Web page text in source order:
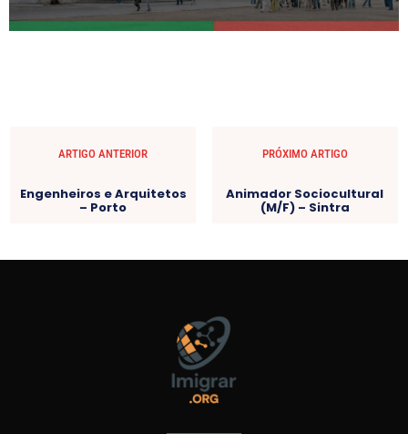
ARTIGO ANTERIOR
Engenheiros e Arquitetos
– Porto
PRÓXIMO ARTIGO
Animador Sociocultural
(M/F) – Sintra